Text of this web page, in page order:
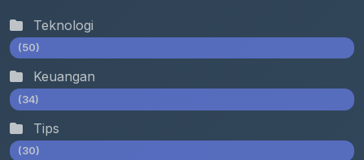
Teknologi
(50)
Keuangan
(34)
Tips
(30)